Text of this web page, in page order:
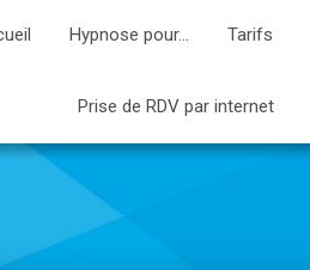
Hypnose pour… Tarifs
Prise de RDV par internet